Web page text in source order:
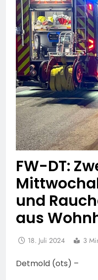
FW-DT:
und
aus
18. Juli 2024 3
Detmold (ots) –